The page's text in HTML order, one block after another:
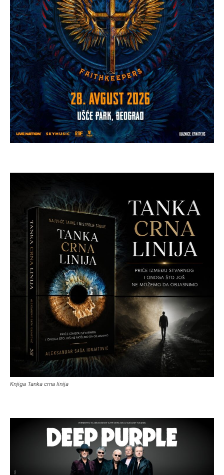
Knjiga Tanka crna linija